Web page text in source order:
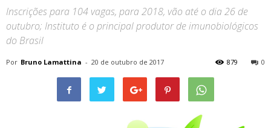
Inscrições para 104 vagas, para 2018, vão até o dia 26 de
outubro; Instituto é o principal produtor de imunobiológicos
do Brasil
Por Bruno Lamattina - 20 de outubro de 2017 0
879